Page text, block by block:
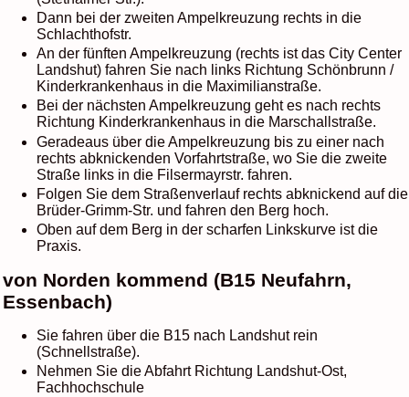
Dann bei der zweiten Ampelkreuzung rechts in die
Schlachthofstr.
An der fünften Ampelkreuzung (rechts ist das City Center
Landshut) fahren Sie nach links Richtung Schönbrunn /
Kinderkrankenhaus in die Maximilianstraße.
Bei der nächsten Ampelkreuzung geht es nach rechts
Richtung Kinderkrankenhaus in die Marschallstraße.
Geradeaus über die Ampelkreuzung bis zu einer nach
rechts abknickenden Vorfahrtstraße, wo Sie die zweite
Straße links in die Filsermayrstr. fahren.
Folgen Sie dem Straßenverlauf rechts abknickend auf die
Brüder-Grimm-Str. und fahren den Berg hoch.
Oben auf dem Berg in der scharfen Linkskurve ist die
Praxis.
von Norden kommend (B15 Neufahrn,
Essenbach)
Sie fahren über die B15 nach Landshut rein
(Schnellstraße).
Nehmen Sie die Abfahrt Richtung Landshut-Ost,
Fachhochschule